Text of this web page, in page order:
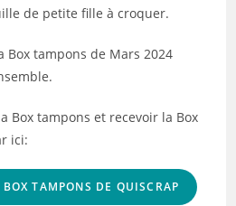
de petite fille à croquer.
Box tampons de Mars 2024
Box tampons et recevoir la Box
ici:
TAMPONS DE QUISCRAP